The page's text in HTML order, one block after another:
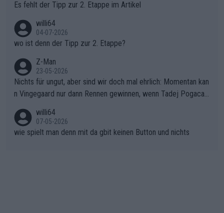
gibt. Diese Etappe wird sicher als der psychologische Wendep
unkt dieser Tour in die Geschichte eingehen. Wenn man bei so
einem harten Aufstieg einmal den Moment verpasst und der K
onkurrentin die "zweite Luft" schenkt, ist der Schaden am Ber
g kaum noch zu reparieren.Vor uns liegt nun das große Finale R
ichtung Nizza. Niewiadoma hat psychologisch Oberwasser, ab
er SD Worx und Vollering müssen jetzt All-In gehen. (gregman
n)
Es fehlt der Tipp zur 2. Etappe im Artikel
willi64
04-07-2026
wo ist denn der Tipp zur 2. Etappe?
Z-Man
23-05-2026
Nichts für ungut, aber sind wir doch mal ehrlich: Momentan kan
n Vingegaard nur dann Rennen gewinnen, wenn Tadej Pogacar
willi64
07-05-2026
wie spielt man denn mit da gbit keinen Button und nichts